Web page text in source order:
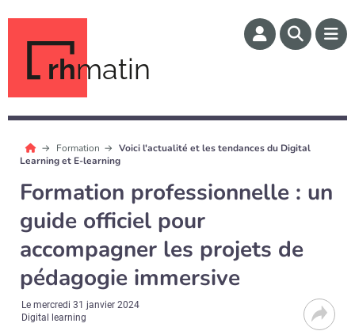
rhmatin
Formation
Voici l'actualité et les tendances du Digital
Learning et E-learning
Formation professionnelle : un
guide officiel pour
accompagner les projets de
pédagogie immersive
Lemercredi 31 janvier 2024
Digital learning